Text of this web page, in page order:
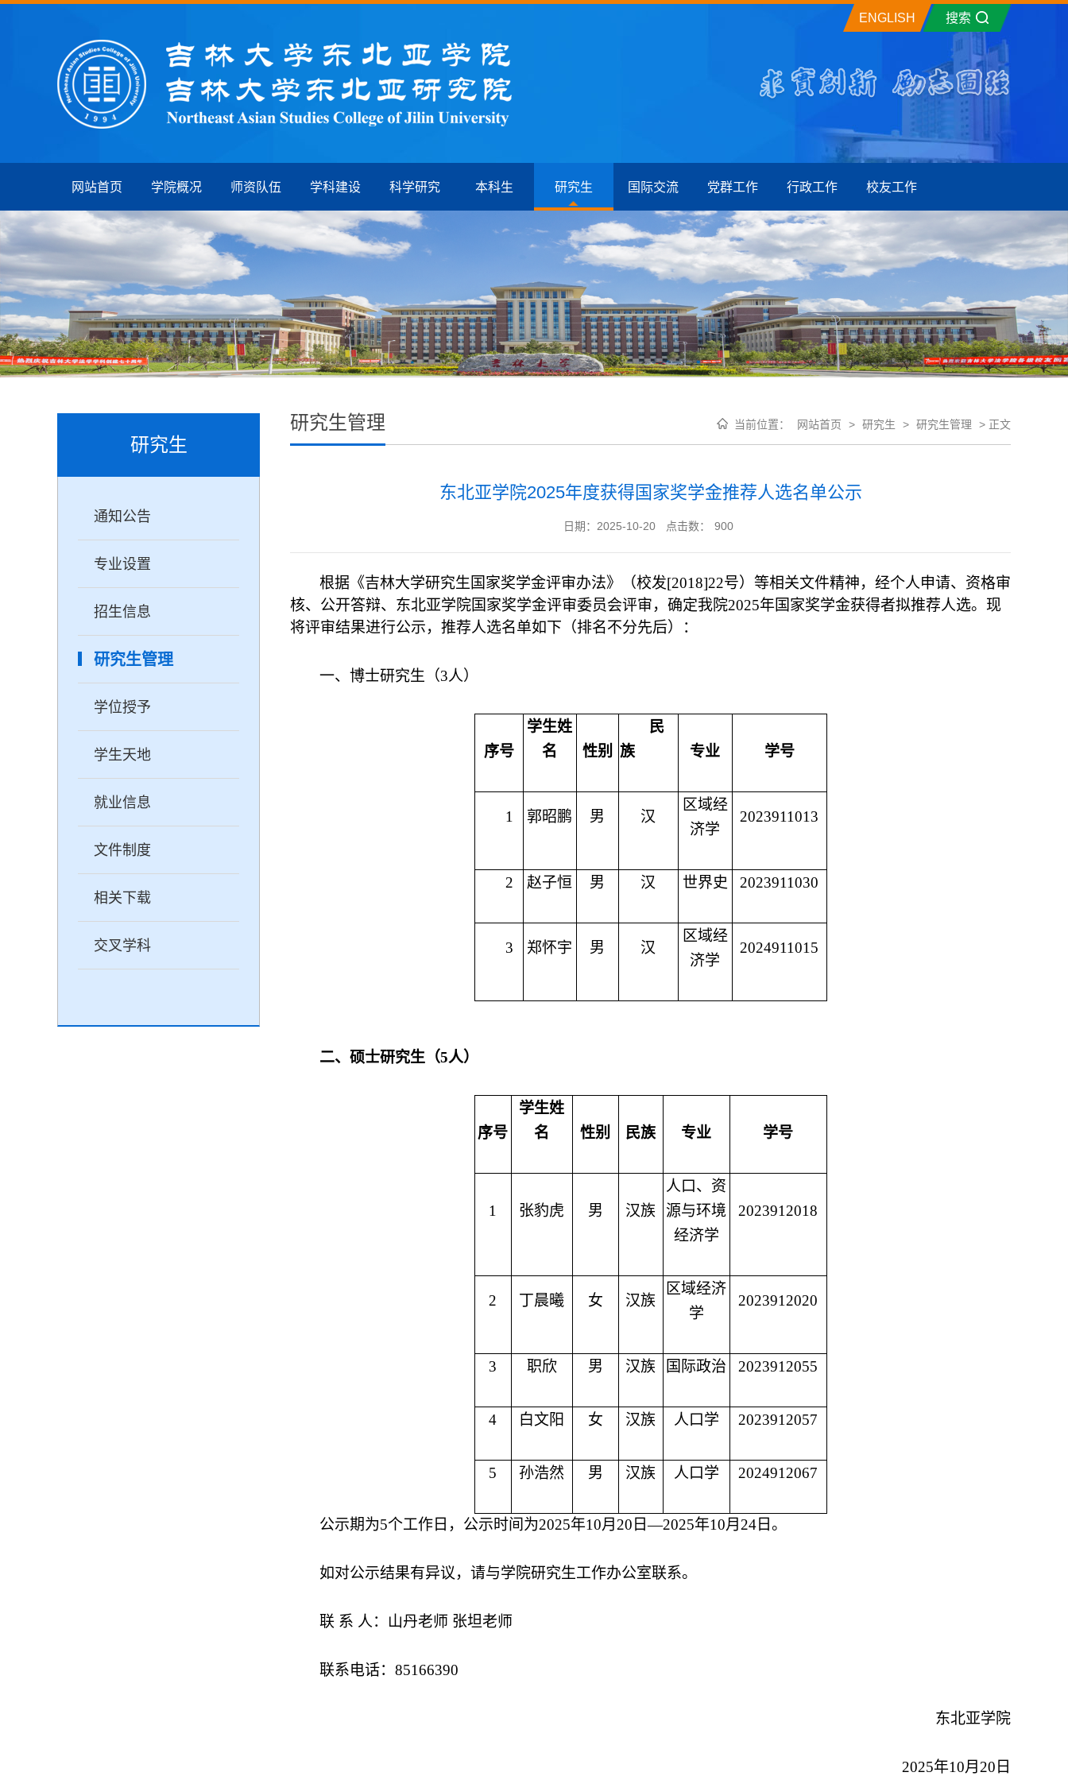
ENGLISH 搜索
网站首页 学院概况 师资队伍 学科建设 科学研究 本科生 研究生 国际交流 党群工作 行政工作 校友工作
研究生
通知公告
专业设置
招生信息
研究生管理
学位授予
学生天地
就业信息
文件制度
相关下载
交叉学科
研究生管理 当前位置： 网站首页 > 研究生 > 研究生管理 > 正文
东北亚学院2025年度获得国家奖学金推荐人选名单公示
日期：2025-10-20 点击数： 900
根据《吉林大学研究生国家奖学金评审办法》（校发[2018]22号）等相关文件精神，经个人申请、资格审
核、公开答辩、东北亚学院国家奖学金评审委员会评审， 确定我院2025年国家奖学金获得者拟推荐人选。 现
将评审结果进行公示，推荐人选名单如下（排名不分先后）
：
一、博士研究生（3人）
序号
学生姓
名
性别
民
族
专业 学号
1 郭昭鹏 男 汉
区域经
济学
2023911013
2 赵子恒 男 汉 世界史 2023911030
3 郑怀宇 男 汉
区域经
济学
2024911015
二、硕士研究生（5人）
序号
学生姓
名
性别 民族 专业 学号
1 张豹虎 男 汉族
人口、资
源与环境
经济学
2023912018
2 丁晨曦 女 汉族
区域经济
学
2023912020
3 职欣 男 汉族 国际政治 2023912055
4 白文阳 女 汉族 人口学 2023912057
5 孙浩然 男 汉族 人口学 2024912067
公示期为5个工作日，公示时间为2025年10月 20 日—2025年10月24日。
如对公示结果有异议，请与学院研究生工作办公室联系。
联 系 人： 山丹老师 张坦老师
联系电话： 85166390
东北亚学院
2025年10月 20 日